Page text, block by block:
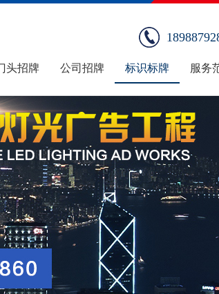
头招牌 公司招牌 标识标牌 服务